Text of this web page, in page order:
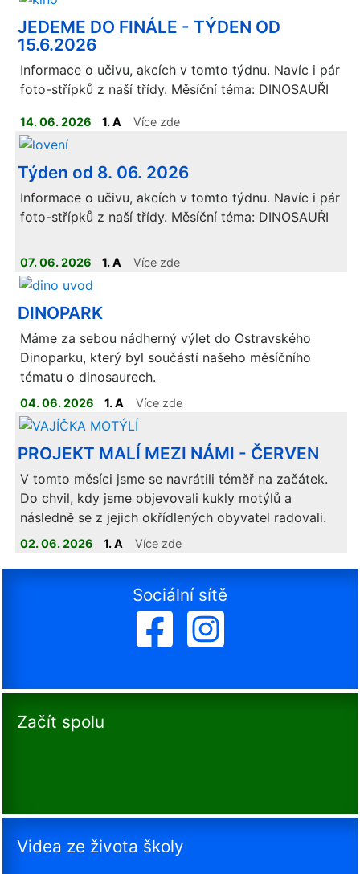
JEDEME DO FINÁLE - TÝDEN OD
15.6.2026
Informace o učivu, akcích v tomto týdnu. Navíc i pár
foto-střípků z naší třídy. Měsíční téma: DINOSAUŘI
14. 06. 2026 1. A Více zde
Týden od 8. 06. 2026
Informace o učivu, akcích v tomto týdnu. Navíc i pár
foto-střípků z naší třídy. Měsíční téma: DINOSAUŘI
ELEKTRONICKÁ VERZE UČEBNIC JE K DISPOZICI
níže na sekci INTERAKTIVNÍ VÝUKA.
07. 06. 2026 1. A Více zde
DINOPARK
Máme za sebou nádherný výlet do Ostravského
Dinoparku, který byl součástí našeho měsíčního
tématu o dinosaurech.
04. 06. 2026 1. A Více zde
PROJEKT MALÍ MEZI NÁMI - ČERVEN
V tomto měsíci jsme se navrátili téměř na začátek.
Do chvil, kdy jsme objevovali kukly motýlů a
následně se z jejich okřídlených obyvatel radovali.
02. 06. 2026 1. A Více zde
Sociální sítě
Začít spolu
Videa ze života školy